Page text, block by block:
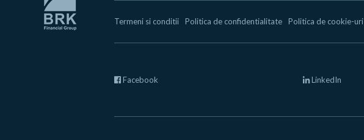
Termeni si conditii Politica de confidentialitate Politica de cookie-uri
Facebook LinkedIn